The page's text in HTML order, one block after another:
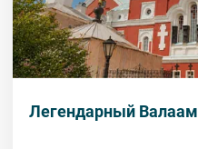
Легендарный Валаам